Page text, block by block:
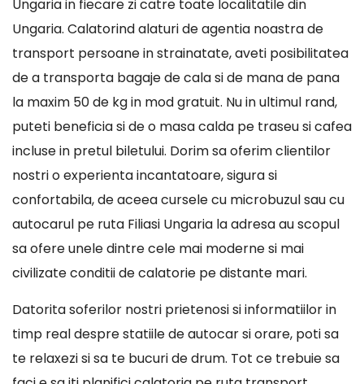
Ungaria in fiecare zi catre toate localitatile din
Ungaria. Calatorind alaturi de agentia noastra de
transport persoane in strainatate, aveti posibilitatea
de a transporta bagaje de cala si de mana de pana
la maxim 50 de kg in mod gratuit. Nu in ultimul rand,
puteti beneficia si de o masa calda pe traseu si cafea
incluse in pretul biletului. Dorim sa oferim clientilor
nostri o experienta incantatoare, sigura si
confortabila, de aceea cursele cu microbuzul sau cu
autocarul pe ruta Filiasi Ungaria la adresa au scopul
sa ofere unele dintre cele mai moderne si mai
civilizate conditii de calatorie pe distante mari.
Datorita soferilor nostri prietenosi si informatiilor in
timp real despre statiile de autocar si orare, poti sa
te relaxezi si sa te bucuri de drum. Tot ce trebuie sa